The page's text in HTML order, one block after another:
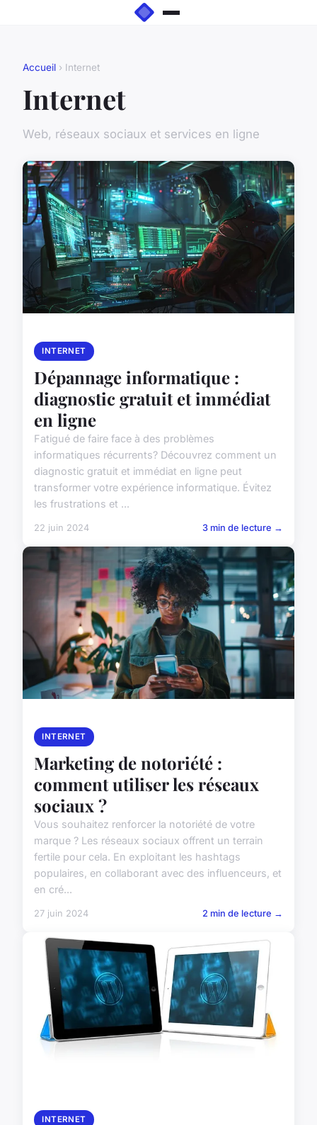
Accueil › Internet
Internet
Web, réseaux sociaux et services en ligne
INTERNET
Dépannage informatique :
diagnostic gratuit et immédiat
en ligne
Fatigué de faire face à des problèmes
informatiques récurrents? Découvrez comment un
diagnostic gratuit et immédiat en ligne peut
transformer votre expérience informatique. Évitez
les frustrations et ...
22 juin 2024 3 min de lecture →
INTERNET
Marketing de notoriété :
comment utiliser les réseaux
sociaux ?
Vous souhaitez renforcer la notoriété de votre
marque ? Les réseaux sociaux offrent un terrain
fertile pour cela. En exploitant les hashtags
populaires, en collaborant avec des influenceurs, et
en cré...
27 juin 2024 2 min de lecture →
INTERNET